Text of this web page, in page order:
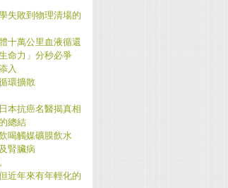
失敗到物理清場的
十萬公里血液循還
命力」分秒必爭
入
環擴散
本抗癌名醫揭真相
總結
喝觸媒礦膜飲水
腎臟病
近年來有年輕化的